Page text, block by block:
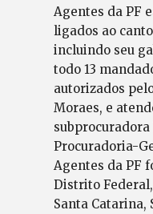
Agentes da PF
ligados ao
incluindo seu
todo 13
autorizados
Moraes, e
Procuradoria-
Agentes da PF
Distrito
Santa Catarina,